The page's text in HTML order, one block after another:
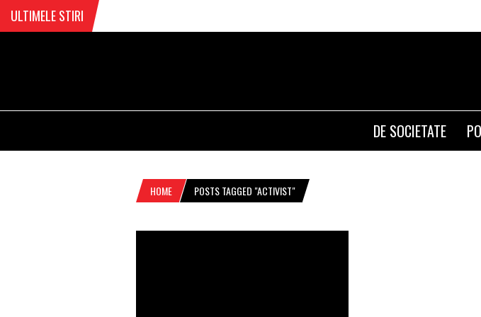
ULTIMELE STIRI
DE SOCIETATE
HOME POSTS TAGGED "ACTIVIST"